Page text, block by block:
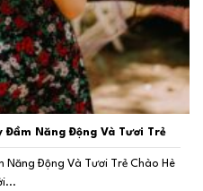
Đầm Năng Động Và Tươi Trẻ
Năng Động Và Tươi Trẻ Chào Hè